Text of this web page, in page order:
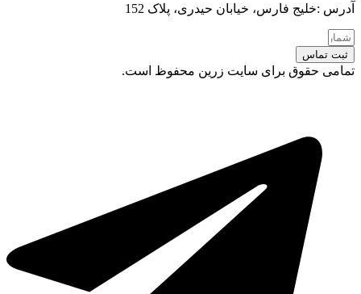
آدرس :خلیج فارس، خیابان حیدری، پلاک 152
ثبت تماس
تمامی حقوق برای سایت زرین محفوظ است.